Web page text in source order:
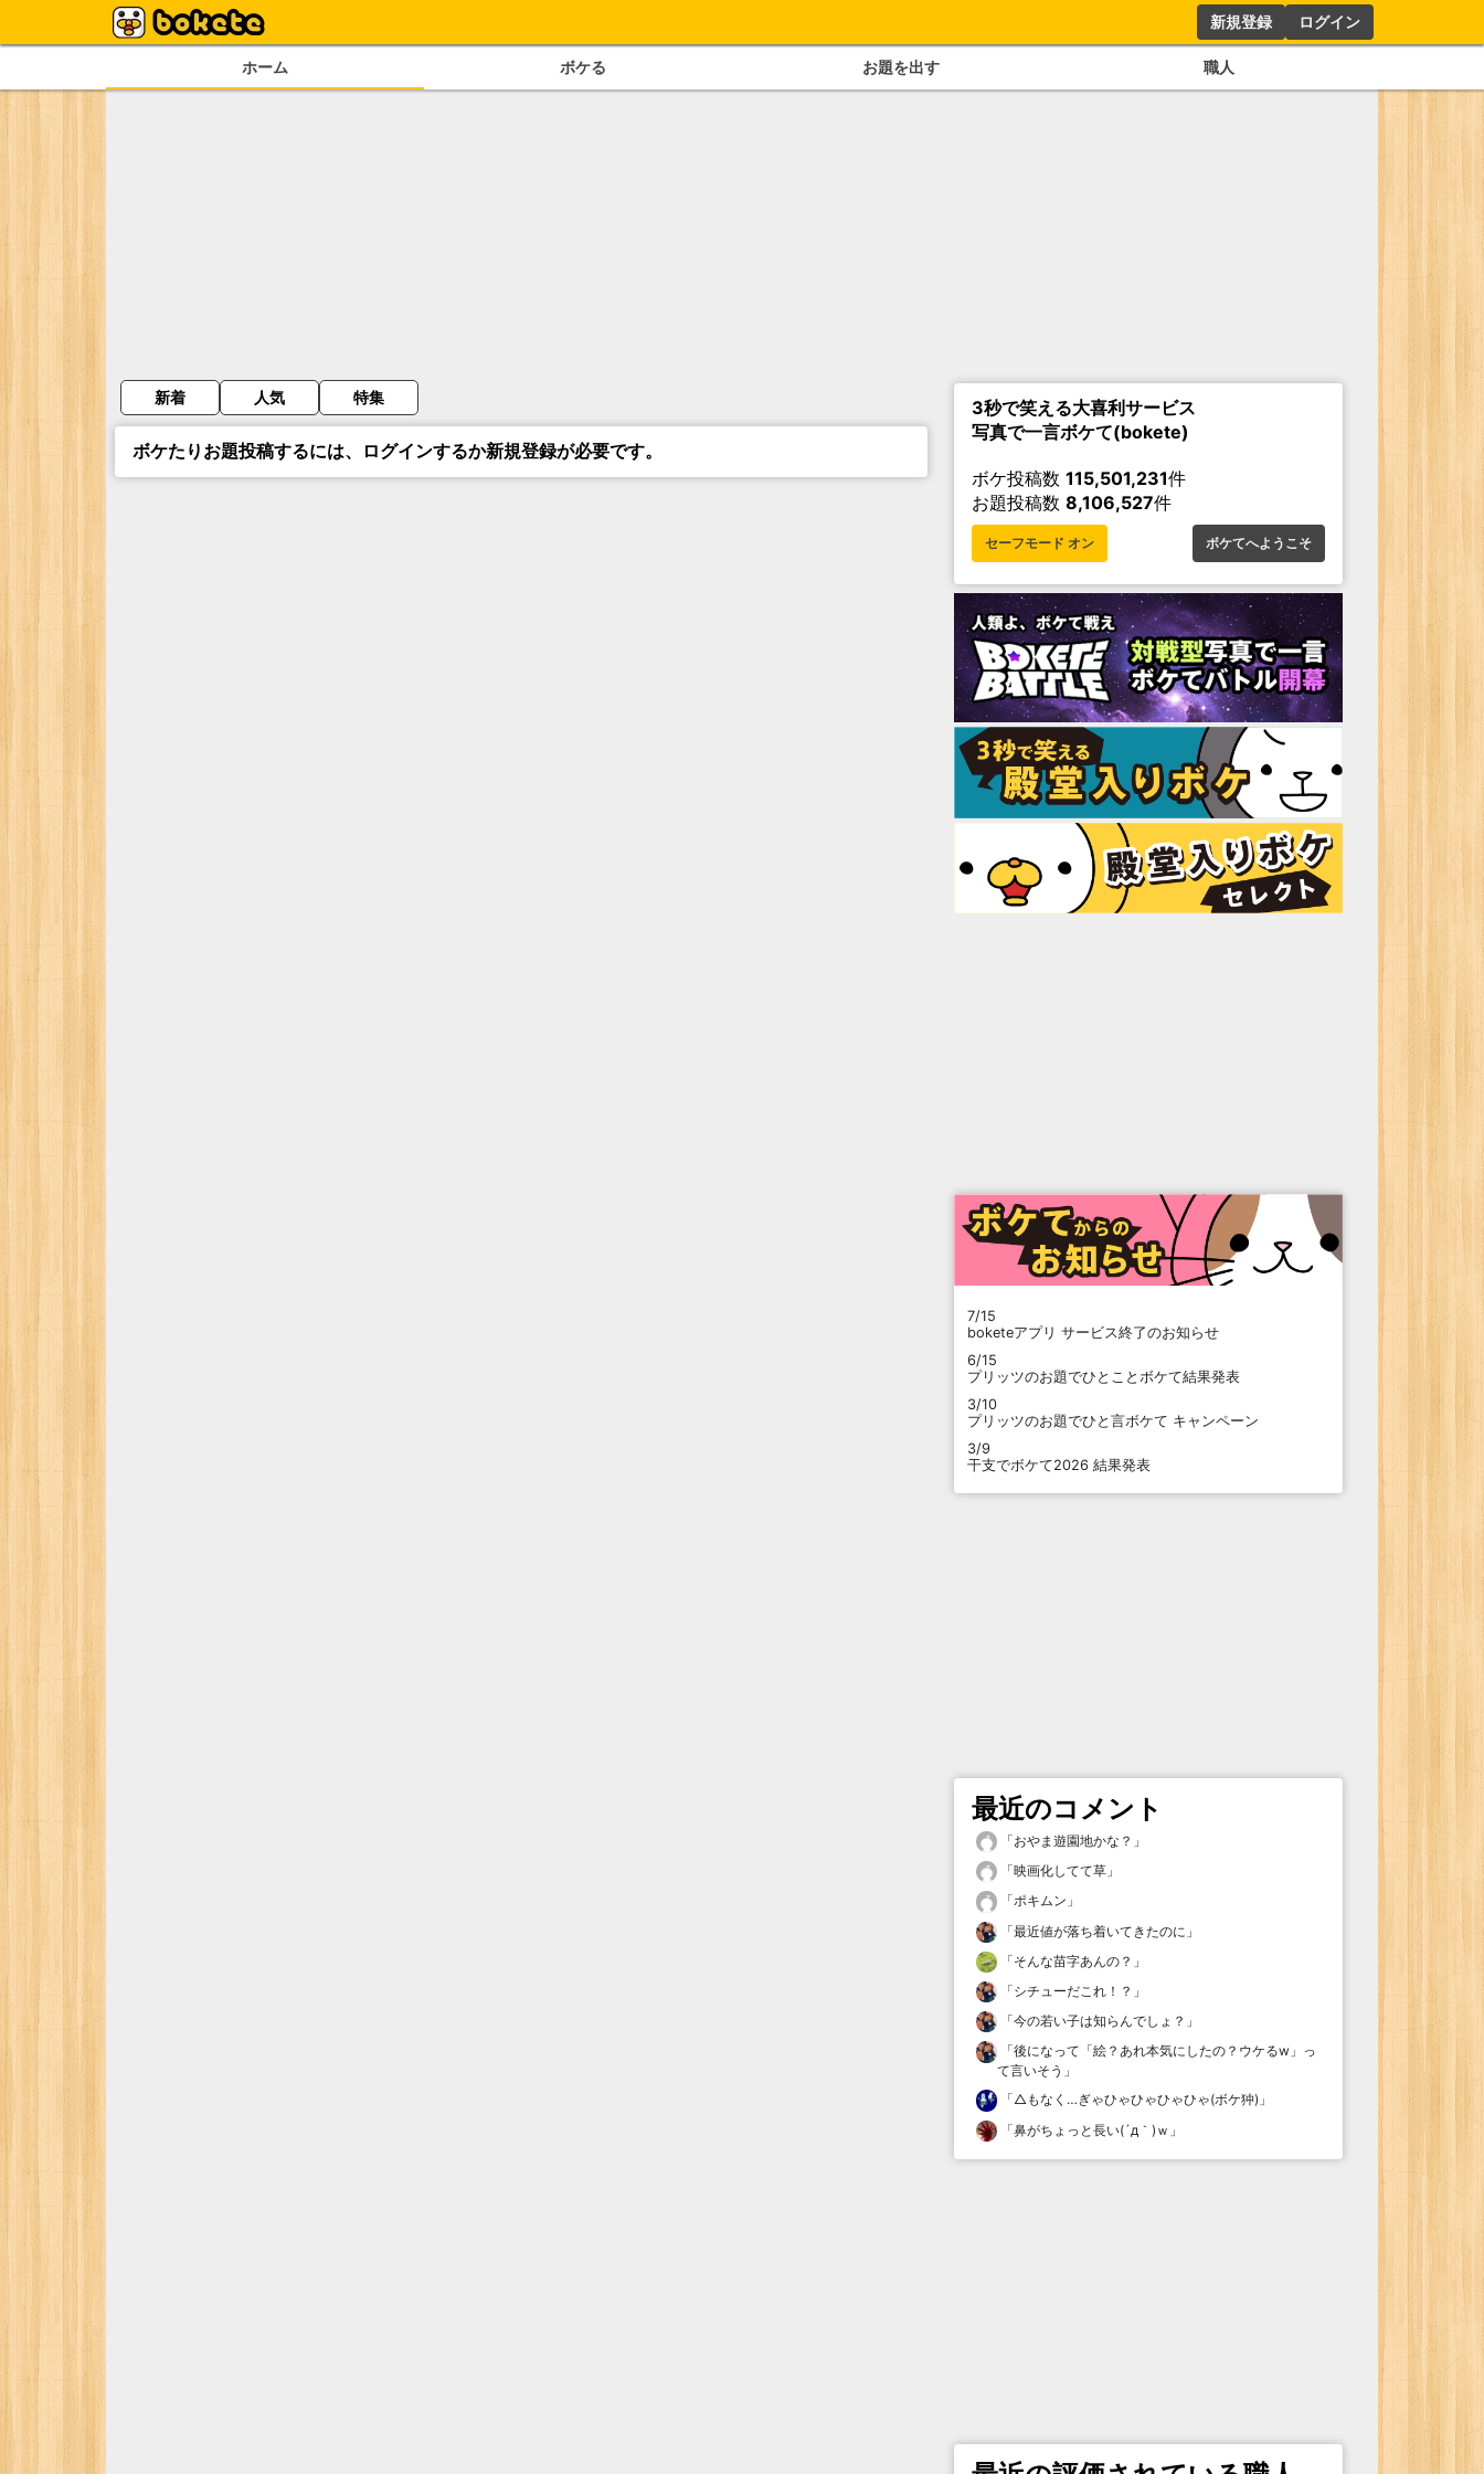
新規登録 ログイン
ホーム ボケる お題を出す 職人
新着 人気 特集
ボケたりお題投稿するには、ログインするか新規登録が必要です。
3秒で笑える大喜利サービス
写真で一言ボケて(bokete)
ボケ投稿数 115,501,231件
お題投稿数 8,106,527件
セーフモード オン ボケてへようこそ
7/15
boketeアプリ サービス終了のお知らせ
6/15
プリッツのお題でひとことボケて結果発表
3/10
プリッツのお題でひと言ボケて キャンペーン
3/9
干支でボケて2026 結果発表
最近のコメント
「おやま遊園地かな？ 」
「映画化してて草 」
「ポキムン 」
「最近値が落ち着いてきたのに 」
「そんな苗字あんの？ 」
「シチューだこれ！？ 」
「今の若い子は知らんでしょ？ 」
「後になって「絵？あれ本気にしたの？ウケるw」っ
て言いそう 」
「△もなく…ぎゃひゃひゃひゃひゃ(ボケ狆) 」
「鼻がちょっと長い(´д｀)ｗ 」